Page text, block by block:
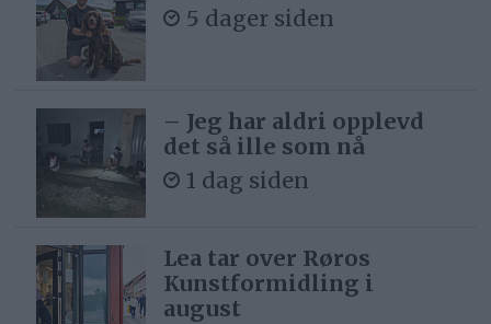
5 dager siden
– Jeg har aldri opplevd
det så ille som nå
1 dag siden
Lea tar over Røros
Kunstformidling i
august